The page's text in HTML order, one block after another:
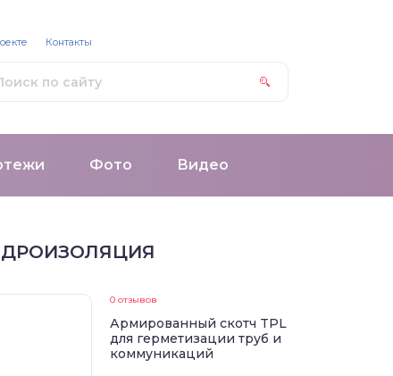
Фото Видео
Контакты
0 отзывов
Армированный скотч TPL
для герметизации труб и
коммуникаций